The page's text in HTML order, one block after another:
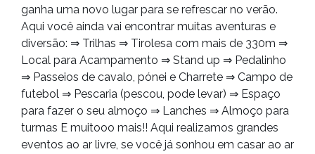
ganha uma novo lugar para se refrescar no verão.
Aqui você ainda vai encontrar muitas aventuras e
diversão: ⇒ Trilhas ⇒ Tirolesa com mais de 330m ⇒
Local para Acampamento ⇒ Stand up ⇒ Pedalinho
⇒ Passeios de cavalo, pónei e Charrete ⇒ Campo de
futebol ⇒ Pescaria (pescou, pode levar) ⇒ Espaço
para fazer o seu almoço ⇒ Lanches ⇒ Almoço para
turmas E muitooo mais!! Aqui realizamos grandes
eventos ao ar livre, se você já sonhou em casar ao ar